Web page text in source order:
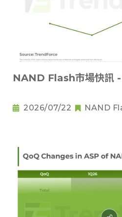
NAND Flash市場快訊
2026/07/22 NAND